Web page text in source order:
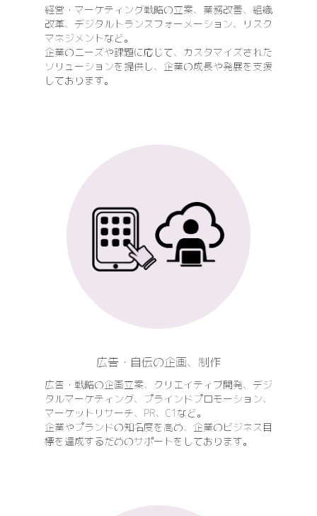
経営・マーケティング戦略の立案、業務改善、組織
改革、デジタルトランスフォーメーション、リスク
マネジメントなど。
企業のニーズや課題に応じて、カスタマイズされた
ソリューションを提供し、企業の成長や発展を支援
しております。
広告・自伝の企画、制作
広告・戦略の企画立案、クリエイティブ開発、デジ
タルマーケティング、プラインドプロモーション、
マーケットリサーチ、PR、C1など。
企業やプランドの知名度を高め、企業のビジネス目
標を達成するだめのサポートをしております。